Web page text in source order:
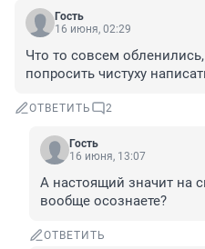
Гость
16 июня, 02:29
Что то совсем
попросить чистуху
ОТВЕТИТЬ 2
Гость
16 июня, 13:07
А настоящий значит на
вообще осознаете?
ОТВЕТИТЬ